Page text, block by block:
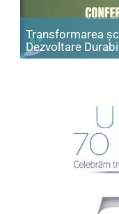
Transformarea
Dezvoltare